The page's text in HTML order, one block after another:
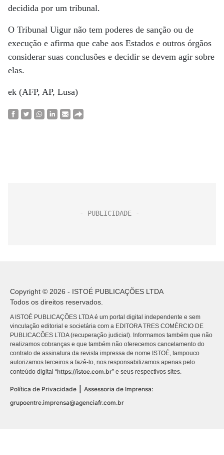
decidida por um tribunal.
O Tribunal Uigur não tem poderes de sanção ou de
execução e afirma que cabe aos Estados e outros órgãos
considerar suas conclusões e decidir se devem agir sobre
elas.
ek (AFP, AP, Lusa)
Copyright © 2026 - ISTOÉ PUBLICAÇÕES LTDA
Todos os direitos reservados.
A ISTOÉ PUBLICAÇÕES LTDA é um portal digital independente e sem
vinculação editorial e societária com a EDITORA TRES COMÉRCIO DE
PUBLICACÕES LTDA (recuperação judicial). Informamos também que não
realizamos cobranças e que também não oferecemos cancelamento do
contrato de assinatura da revista impressa de nome ISTOÉ, tampouco
autorizamos terceiros a fazê-lo, nos responsabilizamos apenas pelo
conteúdo digital “https://istoe.com.br” e seus respectivos sites.
Política de Privacidade
Assessoria de Imprensa:
grupoentre.imprensa@agenciafr.com.br